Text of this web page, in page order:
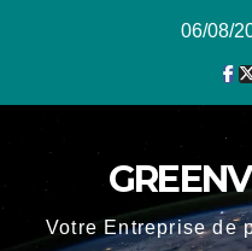
06/08/
Votre Entreprise de